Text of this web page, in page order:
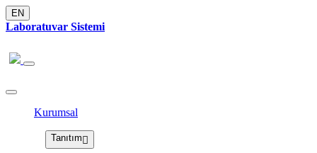
EN
Laboratuvar Sistemi
Kurumsal
Tanıtım